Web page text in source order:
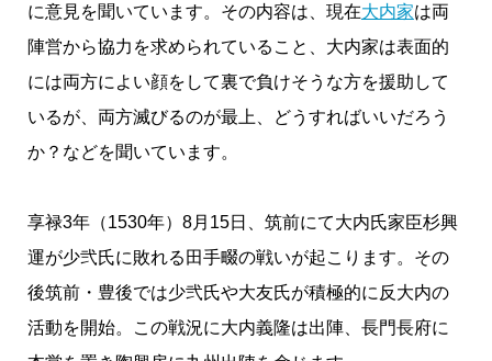
に意見を聞いています。その内容は、現在大内家は両
陣営から協力を求められていること、大内家は表面的
には両方によい顔をして裏で負けそうな方を援助して
いるが、両方滅びるのが最上、どうすればいいだろう
か？などを聞いています。
享禄3年（1530年）8月15日、筑前にて大内氏家臣杉興
運が少弐氏に敗れる田手畷の戦いが起こります。その
後筑前・豊後では少弐氏や大友氏が積極的に反大内の
活動を開始。この戦況に大内義隆は出陣、長門長府に